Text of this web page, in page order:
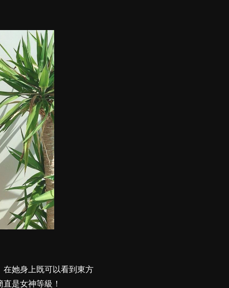
在她身上既可以看到東方
是女神等級！